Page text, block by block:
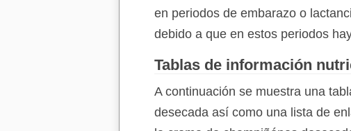
en periodos de embarazo o
debido a que en estos periodos
Tablas de información
A continuación se muestra una
desecada así como una lista de